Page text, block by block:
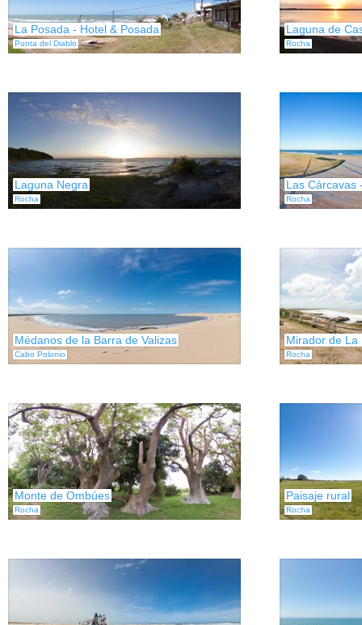
La Posada - Hotel & Posada
Punta del Diablo
Laguna de
Rocha
Laguna Negra
Rocha
Las Cárcavas
Rocha
Médanos de la Barra de Valizas
Cabo Polonio
Mirador de La
Rocha
Monte de Ombúes
Rocha
Paisaje rural
Rocha